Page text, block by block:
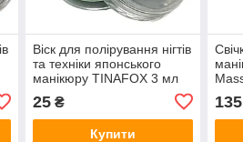
Віск для полірування нігтів
та техніки японського
манікюру TINAFOX 3 мл
25₴
Купити
135